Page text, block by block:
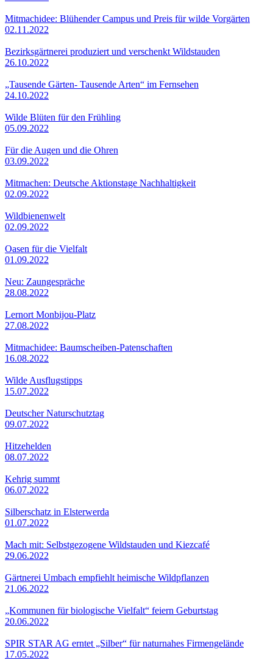
Mitmachidee: Blühender Campus und Preis für wilde Vorgärten
02.11.2022
Bezirksgärtnerei produziert und verschenkt Wildstauden
26.10.2022
„Tausende Gärten- Tausende Arten“ im Fernsehen
24.10.2022
Wilde Blüten für den Frühling
05.09.2022
Für die Augen und die Ohren
03.09.2022
Mitmachen: Deutsche Aktionstage Nachhaltigkeit
02.09.2022
Wildbienenwelt
02.09.2022
Oasen für die Vielfalt
01.09.2022
Neu: Zaungespräche
28.08.2022
Lernort Monbijou-Platz
27.08.2022
Mitmachidee: Baumscheiben-Patenschaften
16.08.2022
Wilde Ausflugstipps
15.07.2022
Deutscher Naturschutztag
09.07.2022
Hitzehelden
08.07.2022
Kehrig summt
06.07.2022
Silberschatz in Elsterwerda
01.07.2022
Mach mit: Selbstgezogene Wildstauden und Kiezcafé
29.06.2022
Gärtnerei Umbach empfiehlt heimische Wildpflanzen
21.06.2022
„Kommunen für biologische Vielfalt“ feiern Geburtstag
20.06.2022
SPIR STAR AG erntet „Silber“ für naturnahes Firmengelände
17.05.2022